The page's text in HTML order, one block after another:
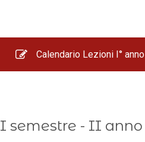
Calendario Lezioni I° anno
I semestre - II anno